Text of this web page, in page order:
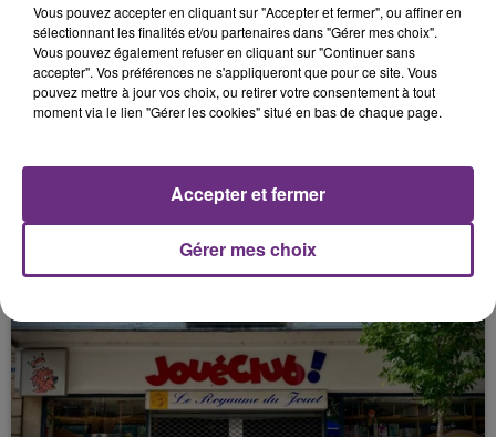
LA CENTRALE NUCLÉAIRE DE CHOOZ
TOUJOURS À L'ARRÊT
Cela fait déjà une semaine que la centrale
justifiée par la sécheresse intense qui est toujours
présente.
Vous pouvez accepter en cliquant sur "Accepter et fermer", ou affiner en
sélectionnant les finalités et/ou partenaires dans "Gérer mes choix".
Vous pouvez également refuser en cliquant sur "Continuer sans
accepter". Vos préférences ne s'appliqueront que pour ce site. Vous
pouvez mettre à jour vos choix, ou retirer votre consentement à tout
moment via le lien "Gérer les cookies" situé en bas de chaque page.
Gérer mes choix
Accepter et fermer